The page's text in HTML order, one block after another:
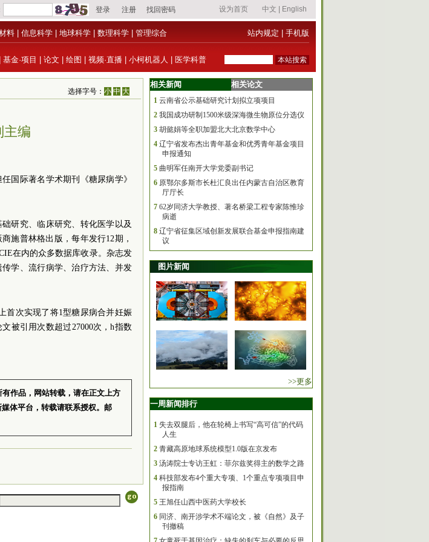
料 信息科学 地球科学 数理科学 管理综合 站内规定 手机版
基金·项目 论文 绘图 视频·直播 小柯机器人 医学科普
选择字号：小 中 大
主编
国际著名学术期刊《糖尿病学》
研究、临床研究、转化医学以及
施普林格出版，每年发行12期，
在内的众多数据库收录。杂志发
学、流行病学、治疗方法、并发
首次实现了将1型糖尿病合并妊娠
被引用次数超过27000次，h指数
作品，网站转载，请在正文上方
体平台，转载请联系授权。邮
相关新闻 相关论文
1 云南省公示基础研究计划拟立项项目
2 我国成功研制1500米级深海微生物原位分选仪
3 胡懿娟等全职加盟北大北京数学中心
4 辽宁省发布杰出青年基金和优秀青年基金项目
申报通知
5 曲明军任南开大学党委副书记
6 原鄂尔多斯市长杜汇良出任内蒙古自治区教育
厅厅长
7 62岁同济大学教授、著名桥梁工程专家陈惟珍
病逝
8 辽宁省征集区域创新发展联合基金申报指南建
议
图片新闻
>>更多
一周新闻排行
1 失去双腿后，他在轮椅上书写“高可信”的代码
人生
2 青藏高原地球系统模型1.0版在京发布
3 汤涛院士专访王虹：菲尔兹奖得主的数学之路
4 科技部发布4个重大专项、1个重点专项项目申
报指南
5 王旭任山西中医药大学校长
6 同济、南开涉学术不端论文，被《自然》及子
刊撤稿